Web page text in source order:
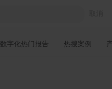
数字化热门报告 热搜案例